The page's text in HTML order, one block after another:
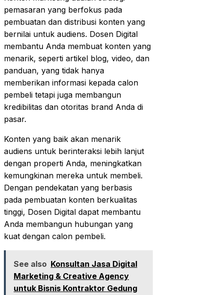
pemasaran yang berfokus pada
pembuatan dan distribusi konten yang
bernilai untuk audiens. Dosen Digital
membantu Anda membuat konten yang
menarik, seperti artikel blog, video, dan
panduan, yang tidak hanya
memberikan informasi kepada calon
pembeli tetapi juga membangun
kredibilitas dan otoritas brand Anda di
pasar.
Konten yang baik akan menarik
audiens untuk berinteraksi lebih lanjut
dengan properti Anda, meningkatkan
kemungkinan mereka untuk membeli.
Dengan pendekatan yang berbasis
pada pembuatan konten berkualitas
tinggi, Dosen Digital dapat membantu
Anda membangun hubungan yang
kuat dengan calon pembeli.
See also Konsultan Jasa Digital
Marketing & Creative Agency
untuk Bisnis Kontraktor Gedung